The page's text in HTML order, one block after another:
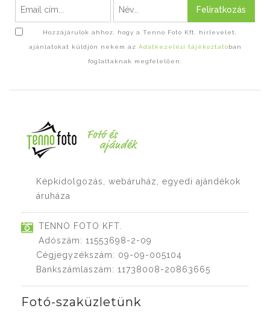
Feliratkozás
Hozzájárulok ahhoz, hogy a Tenno Foto Kft. hírlevelet,
ajánlatokat küldjön nekem az Adatkezelési tájékoztatóban
foglaltaknak megfelelően.
Képkidolgozás, webáruház, egyedi ajándékok
áruháza
TENNO FOTO KFT.
Adószám: 11553698-2-09
Cégjegyzékszám: 09-09-005104
Bankszámlaszám: 11738008-20863665
Fotó-szaküzletünk